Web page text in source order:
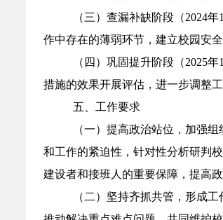
（三）查漏补缺阶段（2024
作中存在的薄弱环节，建立校园安
（四）巩固提升阶段（2025
措施的效果开展评估，进一步调整
五、工作要求
（一）提高政治站位，加强
和工作的紧迫性，针对性分析研判
建设者和接班人的重要保障，提高
（二）坚持齐抓共管，形成